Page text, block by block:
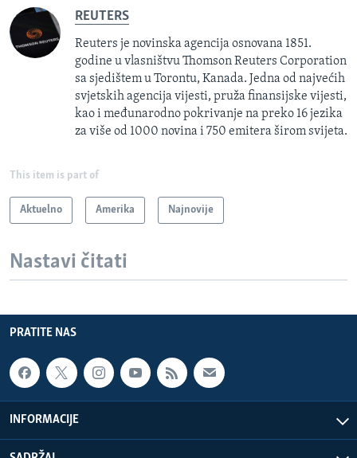
REUTERS
Reuters je novinska agencija osnovana 1851.
godine u vlasništvu Thomson Reuters Corporation
sa sjedištem u Torontu, Kanada. Jedna od najvećih
svjetskih agencija vijesti, pruža finansijske vijesti,
kao i međunarodno pokrivanje na preko 16 jezika
za više od 1000 novina i 750 emitera širom svijeta.
This item is part of
Aktuelno Amerika Najnovije
Nastavi čitati
PRATITE NAS
INFORMACIJE